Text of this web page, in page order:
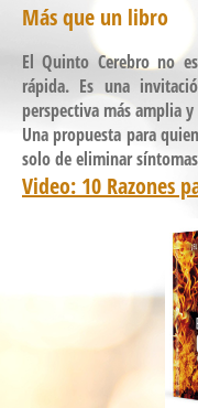
Más que un libro
El Quinto Cerebro no
rápida. Es una
perspectiva más amplia
Una propuesta para
solo de eliminar
Video: 10 Razones